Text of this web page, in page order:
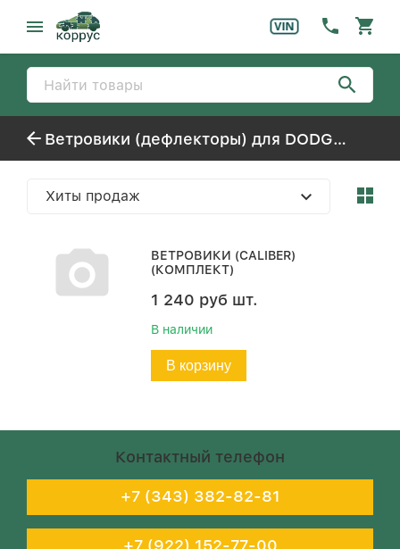
Ветровики (дефлекторы) для DODGE CALIBER
Хиты продаж
ВЕТРОВИКИ (CALIBER)
(КОМПЛЕКТ)
1 240 руб шт.
В наличии
В корзину
Контактный телефон
+7 (343) 382-82-81
+7 (922) 152-77-00